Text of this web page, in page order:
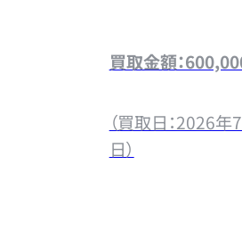
買取金額：
（買取日：2026
日）